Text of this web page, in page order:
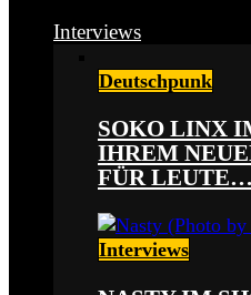
Interviews
Deutschpunk
SOKO LINX
IHREM
FÜR LEUTE…
Interviews